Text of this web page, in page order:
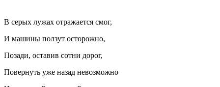
В серых лужах отражается смог,
И машины ползут осторожно,
Позади, оставив сотни дорог,
Повернуть уже назад невозможно